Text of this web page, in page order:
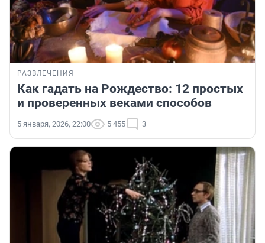
РАЗВЛЕЧЕНИЯ
Как гадать на Рождество: 12 простых
и проверенных веками способов
5 января, 2026, 22:00 5 455 3